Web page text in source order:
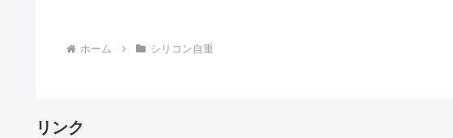
ホーム シリコン自重
リンク